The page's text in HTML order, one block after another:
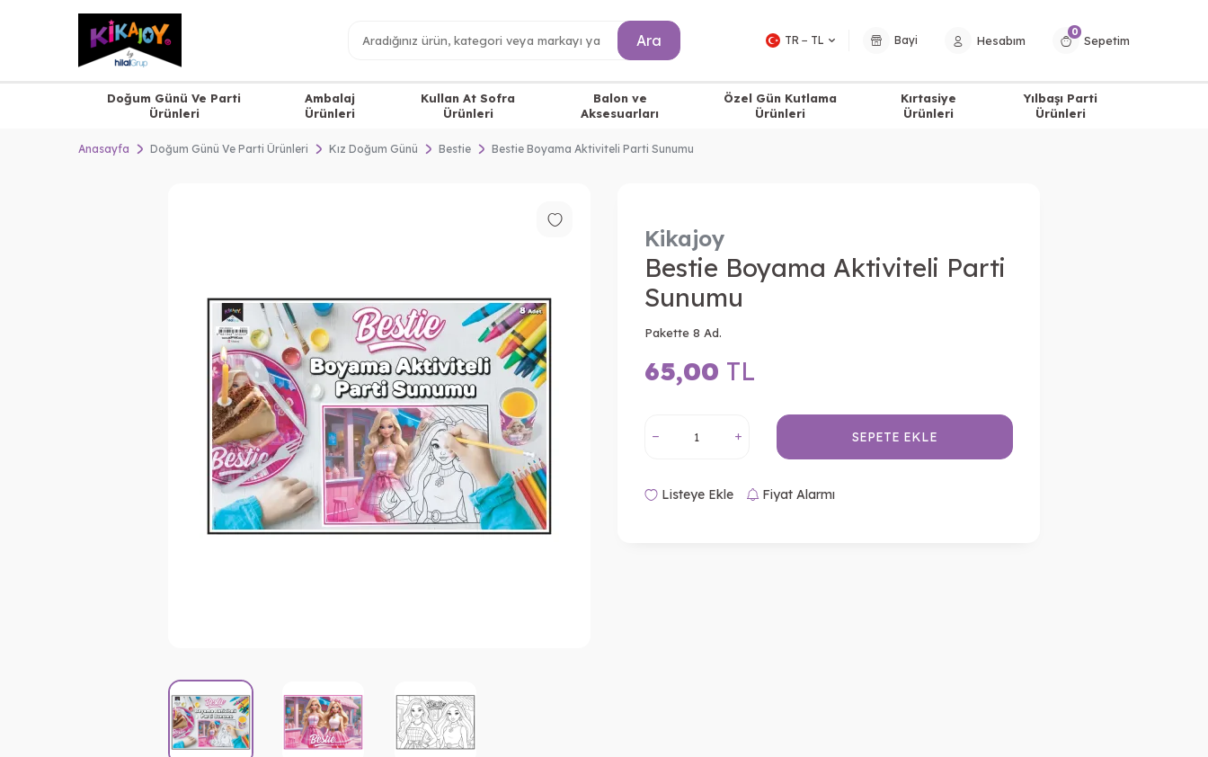
Ara TR − TL Bayi Hesabım
0
Sepetim
Doğum Günü Ve Parti
Ürünleri
Ambalaj
Ürünleri
Kullan At Sofra
Ürünleri
Balon ve
Aksesuarları
Özel Gün Kutlama
Ürünleri
Kırtasiye
Ürünleri
Yılbaşı Parti
Ürünleri
Anasayfa Doğum Günü Ve Parti Ürünleri Kız Doğum Günü Bestie Bestie Boyama Aktiviteli Parti Sunumu
Kikajoy
Bestie Boyama Aktiviteli Parti
Sunumu
Pakette 8 Ad.
65,00 TL
SEPETE EKLE
Listeye Ekle Fiyat Alarmı